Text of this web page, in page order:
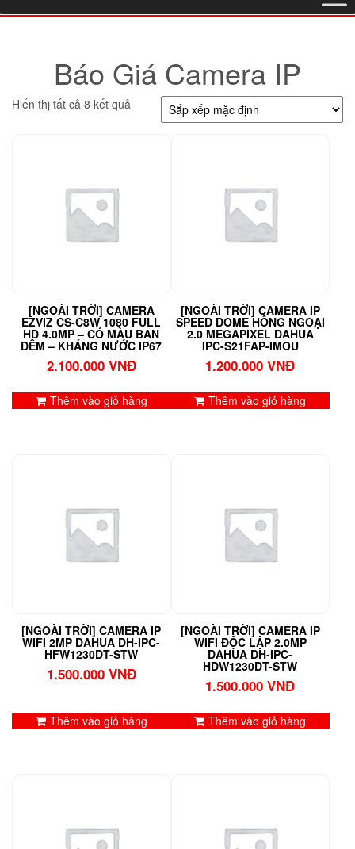
Báo Giá Camera IP
Hiển thị tất cả 8 kết quả
[NGOÀI TRỜI] CAMERA
EZVIZ CS-C8W 1080 FULL
HD 4.0MP – CÓ MÀU BAN
ĐÊM – KHÁNG NƯỚC IP67
2.100.000 VNĐ
Thêm vào giỏ hàng
[NGOÀI TRỜI] CAMERA IP
SPEED DOME HỒNG NGOẠI
2.0 MEGAPIXEL DAHUA
IPC-S21FAP-IMOU
1.200.000VNĐ
Thêm vào giỏ hàng
[NGOÀI TRỜI] CAMERA IP
WIFI 2MP DAHUA DH-IPC-
HFW1230DT-STW
1.500.000 VNĐ
Thêm vào giỏ hàng
[NGOÀI TRỜI] CAMERA IP
WIFI ĐỘC LẬP 2.0MP
DAHUA DH-IPC-
HDW1230DT-STW
1.500.000VNĐ
Thêm vào giỏ hàng